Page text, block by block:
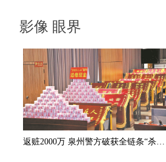
影像 眼界